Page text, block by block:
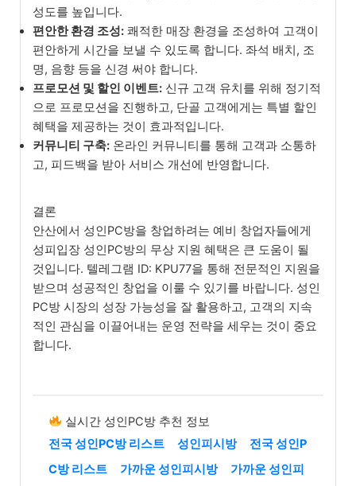
성도를 높입니다.
편안한 환경 조성: 쾌적한 매장 환경을 조성하여 고객이
편안하게 시간을 보낼 수 있도록 합니다. 좌석 배치, 조
명, 음향 등을 신경 써야 합니다.
프로모션 및 할인 이벤트: 신규 고객 유치를 위해 정기적
으로 프로모션을 진행하고, 단골 고객에게는 특별 할인
혜택을 제공하는 것이 효과적입니다.
커뮤니티 구축: 온라인 커뮤니티를 통해 고객과 소통하
고, 피드백을 받아 서비스 개선에 반영합니다.
결론
안산에서 성인PC방을 창업하려는 예비 창업자들에게
성피입장 성인PC방의 무상 지원 혜택은 큰 도움이 될
것입니다. 텔레그램 ID: KPU77을 통해 전문적인 지원을
받으며 성공적인 창업을 이룰 수 있기를 바랍니다. 성인
PC방 시장의 성장 가능성을 잘 활용하고, 고객의 지속
적인 관심을 이끌어내는 운영 전략을 세우는 것이 중요
합니다.
실시간 성인PC방 추천 정보
전국 성인PC방 리스트
성인피시방
전국 성인P
C방 리스트
가까운 성인피시방
가까운 성인피